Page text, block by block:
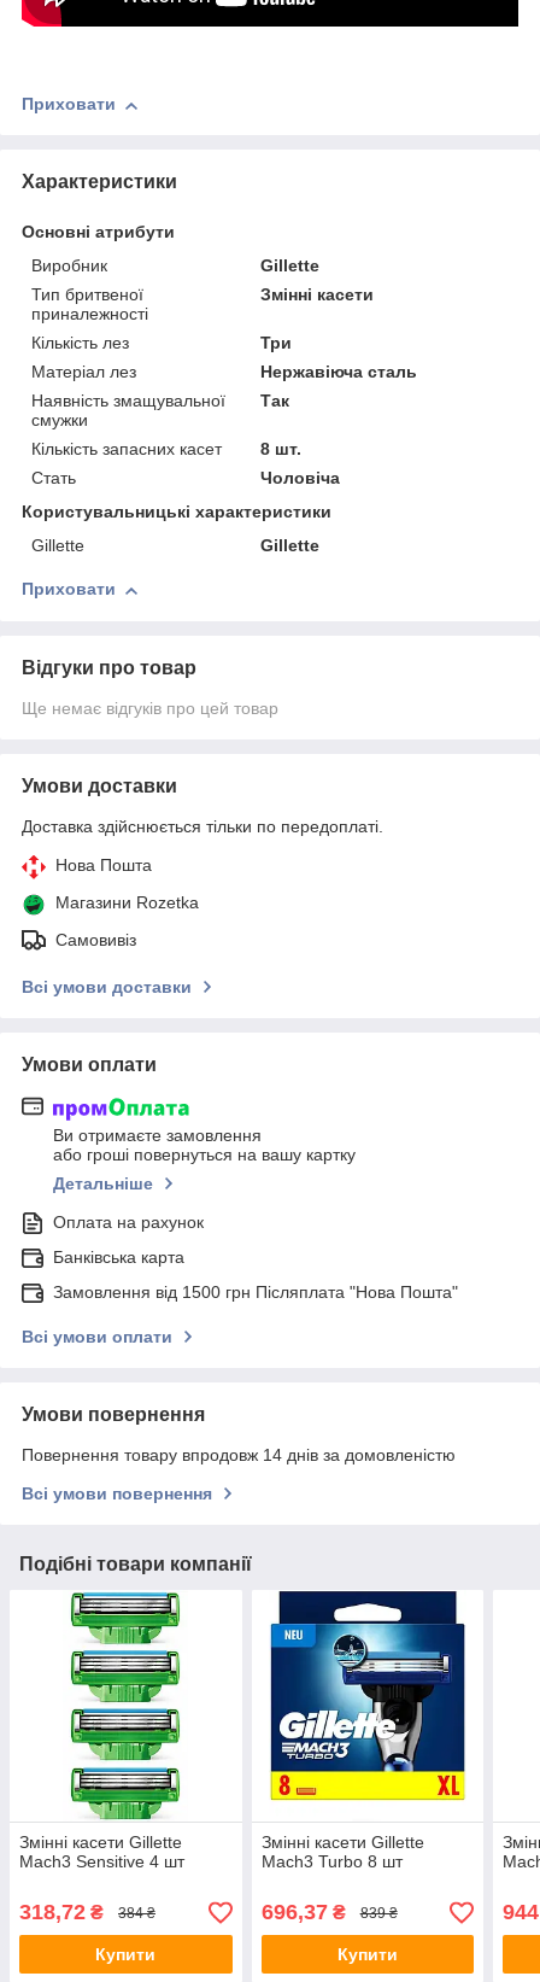
Приховати
Характеристики
Основні атрибути
Виробник
Gillette
Тип бритвеної
приналежності
Змінні касети
Кількість лез
Три
Матеріал лез
Нержавіюча сталь
Наявність змащувальної
смужки
Так
Кількість запасних касет
8 шт.
Стать
Чоловіча
Користувальницькі характеристики
Gillette
Gillette
Приховати
Відгуки про товар
Ще немає відгуків про цей товар
Умови доставки
Доставка здійснюється тільки по передоплаті.
Нова Пошта
Магазини Rozetka
Самовивіз
Всі умови доставки
Умови оплати
Ви отримаєте замовлення
або гроші повернуться на вашу картку
Детальніше
Оплата на рахунок
Банківська карта
Замовлення від 1500 грн Післяплата "Нова Пошта"
Всі умови оплати
Умови повернення
Повернення товару впродовж 14 днів за домовленістю
Всі умови повернення
Подібні товари компанії
Змінні касети Gillette
Mach3 Sensitive 4 шт
318,72 ₴ 384 ₴
Купити
Змінні касети Gillette
Mach3 Turbo 8 шт
696,37₴ 839 ₴
Купити